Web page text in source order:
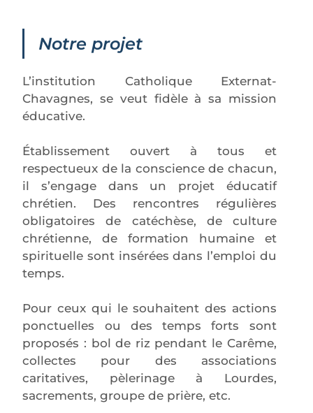
Notre projet
L’institution Catholique Externat-
Chavagnes, se veut fidèle à sa mission
éducative.
Établissement ouvert à tous et
respectueux de la conscience de chacun,
il s’engage dans un projet éducatif
chrétien. Des rencontres régulières
obligatoires de catéchèse, de culture
chrétienne, de formation humaine et
spirituelle sont insérées dans l’emploi du
temps.
Pour ceux qui le souhaitent des actions
ponctuelles ou des temps forts sont
proposés : bol de riz pendant le Carême,
collectes pour des associations
caritatives, pèlerinage à Lourdes,
sacrements, groupe de prière, etc.